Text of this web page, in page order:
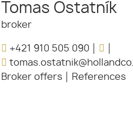
Tomas Ostatník
broker
+421 910 505 090
Broker offers
References